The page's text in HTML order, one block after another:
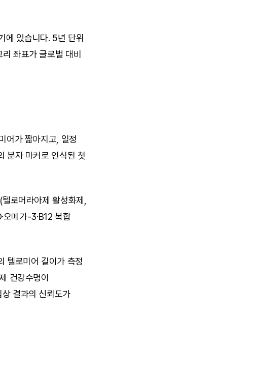
에 있습니다. 5년 단위
좌표가 글로벌 대비
어가 짧아지고, 일정
분자 마커로 인식된 첫
로머라아제 활성화제,
메가-3·B12 복합
텔로미어 길이가 측정
건강수명이
결과의 신뢰도가